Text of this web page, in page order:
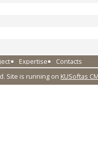
Expertise
Contacts
Site is running on KUSoftas